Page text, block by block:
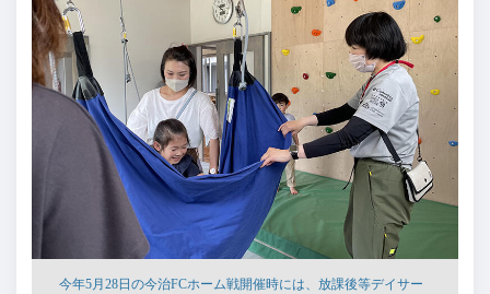
今年5月28日の今治FCホーム戦開催時には、放課後等デイサー